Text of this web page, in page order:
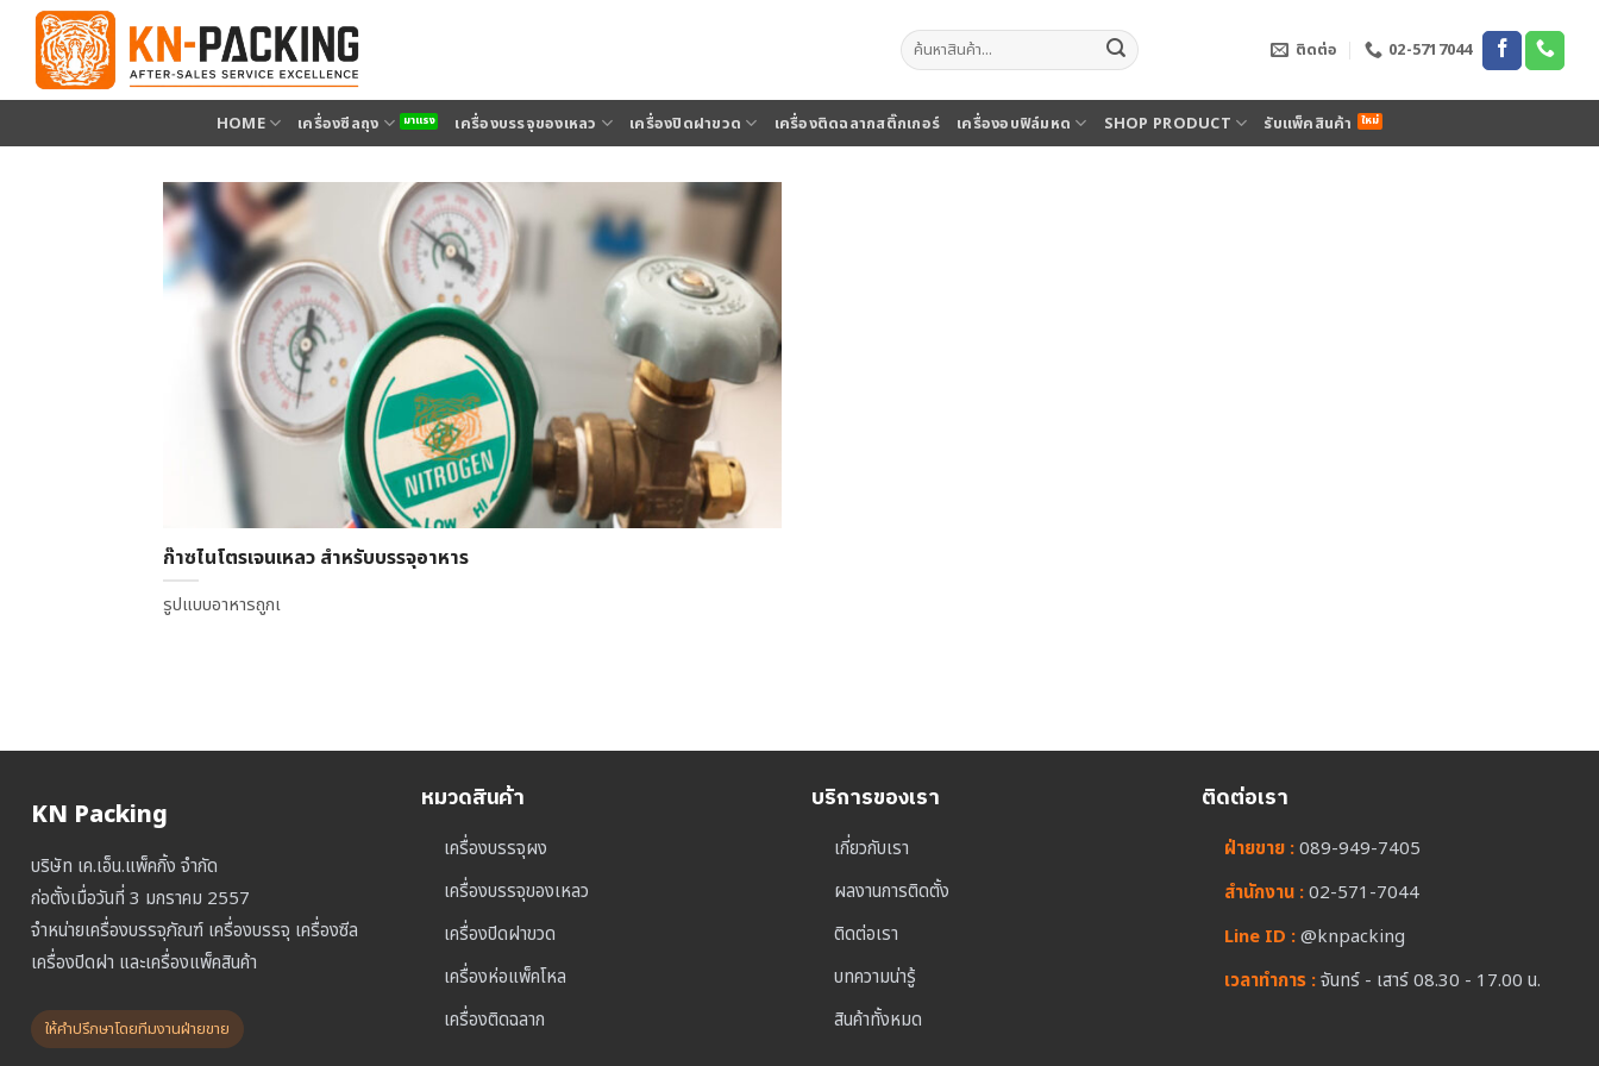
เนื้อหา
ค้นหา: ติดต่อ 02-5717044
HOME เครื่องซีลถุง เครื่องบรรจุของเหลว เครื่องปิดฝาขวด เครื่องติดฉลากสติ๊กเกอร์ เครื่องอบฟิล์มหด SHOP PRODUCT รับแพ็คสินค้า
ก๊าซไนโตรเจนเหลว สำหรับบรรจุอาหาร
รูปแบบอาหารถูกเ
KN Packing
บริษัท เค.เอ็น.แพ็คกิ้ง จำกัด
ก่อตั้งเมื่อวันที่ 3 มกราคม 2557
จำหน่ายเครื่องบรรจุภัณฑ์ เครื่องบรรจุ เครื่องซีล
เครื่องปิดฝา และเครื่องแพ็คสินค้า
ให้คำปรึกษาโดยทีมงานฝ่ายขาย
หมวดสินค้า
เครื่องบรรจุผง
เครื่องบรรจุของเหลว
เครื่องปิดฝาขวด
เครื่องห่อแพ็คโหล
เครื่องติดฉลาก
บริการของเรา
เกี่ยวกับเรา
ผลงานการติดตั้ง
ติดต่อเรา
บทความน่ารู้
สินค้าทั้งหมด
ติดต่อเรา
ฝ่ายขาย :089-949-7405
สำนักงาน :02-571-7044
Line ID :@knpacking
เวลาทำการ :จันทร์ - เสาร์ 08.30 - 17.00 น.